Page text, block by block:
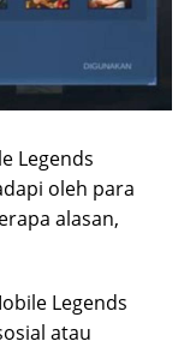
Legends
oleh para
alasan,
Legends
atau